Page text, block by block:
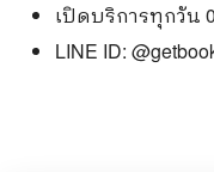
เปิดบริการทุกวัน
LINE ID: